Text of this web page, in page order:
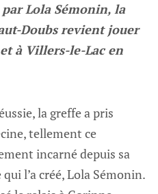
Lola Sémonin, la
Doubs revient jouer
à Villers-le-Lac en
la greffe a pris
tellement ce
incarné depuis sa
l’a créé, Lola Sémonin.